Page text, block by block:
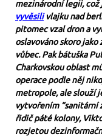
mezinárodní legii, což
vyvěsilivlajku nad
pitomec vzal dron a
oslavováno skoro jako
vůbec. Pak bátuška
Charkovskou oblast
operace podle něj
metropole, ale slouží
vytvořením “sanitární
řidič páté kolony,
rozjetou